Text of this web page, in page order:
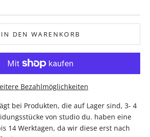
IN DEN WARENKORB
Bezahlmöglichkeiten
bei Produkten, die auf Lager sind, 3- 4
von studio du. haben eine
14 Werktagen, da wir diese erst nach